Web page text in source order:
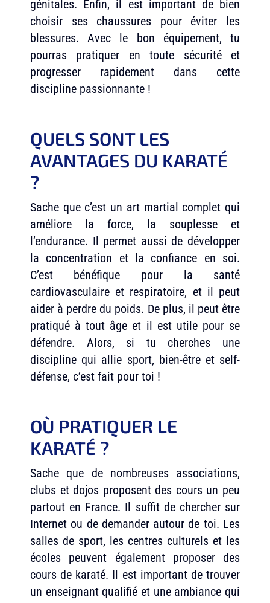
génitales. Enfin, il est important de bien
choisir ses chaussures pour éviter les
blessures. Avec le bon équipement, tu
pourras pratiquer en toute sécurité et
progresser rapidement dans cette
discipline passionnante !
QUELS SONT LES
AVANTAGES DU KARATÉ
?
Sache que c’est un art martial complet qui
améliore la force, la souplesse et
l’endurance. Il permet aussi de développer
la concentration et la confiance en soi.
C’est bénéfique pour la santé
cardiovasculaire et respiratoire, et il peut
aider à perdre du poids. De plus, il peut être
pratiqué à tout âge et il est utile pour se
défendre. Alors, si tu cherches une
discipline qui allie sport, bien-être et self-
défense, c’est fait pour toi !
OÙ PRATIQUER LE
KARATÉ ?
Sache que de nombreuses associations,
clubs et dojos proposent des cours un peu
partout en France. Il suffit de chercher sur
Internet ou de demander autour de toi. Les
salles de sport, les centres culturels et les
écoles peuvent également proposer des
cours de karaté. Il est important de trouver
un enseignant qualifié et une ambiance qui